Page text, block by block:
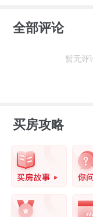
全部评论
暂无评
买房攻略